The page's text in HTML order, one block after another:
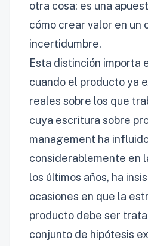
otra cosa: es una
cómo crear valor en un
incertidumbre.
Esta distinción importa
cuando el producto ya
reales sobre los que
cuya escritura sobre
management ha
considerablemente en
los últimos años, ha
ocasiones en que la
producto debe ser
conjunto de hipótesis